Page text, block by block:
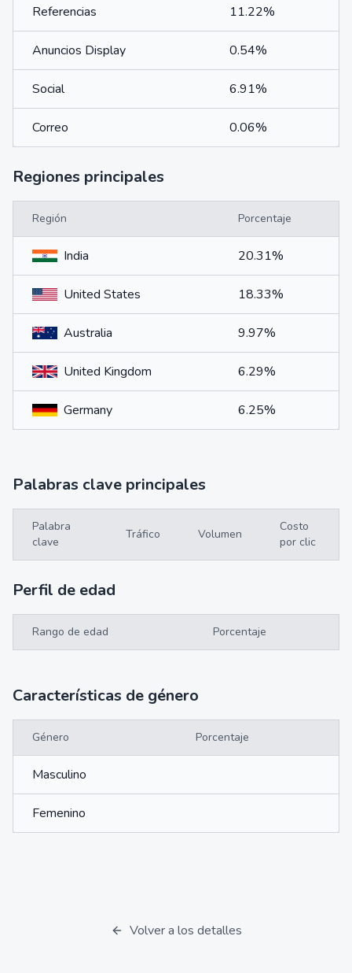
Referencias 11.22%
Anuncios Display 0.54%
Social 6.91%
Correo 0.06%
Regiones principales
Región Porcentaje
India 20.31%
United States 18.33%
Australia 9.97%
United Kingdom 6.29%
Germany 6.25%
Palabras clave principales
Palabra
clave
Tráfico Volumen
Costo
por clic
Perfil de edad
Rango de edad Porcentaje
Características de género
Género Porcentaje
Masculino
Femenino
Volver a los detalles